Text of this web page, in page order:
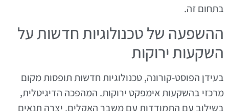
בתחום זה.
ההשפעה של טכנולוגיות חדשות על
השקעות ירוקות
בעידן הפוסט-קורונה, טכנולוגיות חדשות תופסות מקום
מרכזי בהשקעות אימפקט ירוקות. המהפכה הדיגיטלית,
בשילוב עם התמודדות עם משבר האקלים, יצרה תנאים